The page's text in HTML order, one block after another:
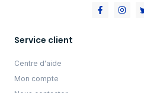
Service client
Centre d'aide
Mon compte